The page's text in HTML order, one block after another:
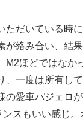
ただいている時
が絡み合い、結
M2ほどではなか
、一度は所有し
の愛車パジェロ
スもいい感じ。